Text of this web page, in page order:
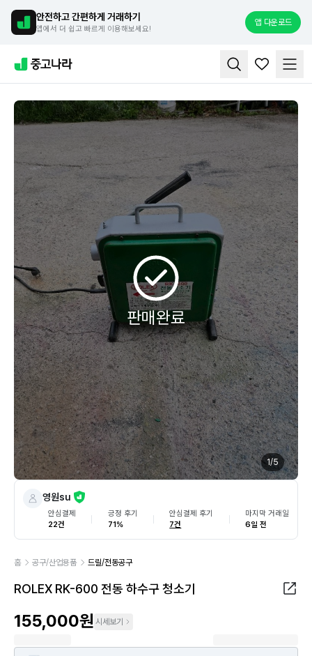
안전하고 간편하게 거래하기
앱에서 더 쉽고 빠르게 이용해보세요!
앱 다운로드
판매완료
1/5
영원su
안심결제
22건
긍정 후기
71%
안심결제 후기
7건
마지막 거래일
6일 전
홈 공구/산업용품 드릴/전동공구
ROLEX RK-600 전동 하수구 청소기
155,000원 시세보기